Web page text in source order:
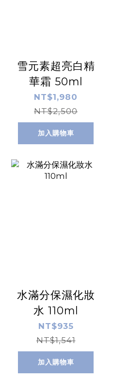
雪元素超亮白精
華霜 50ml
NT$1,980
NT$2,500
加入購物車
水滿分保濕化妝
水 110ml
NT$935
NT$1,541
加入購物車